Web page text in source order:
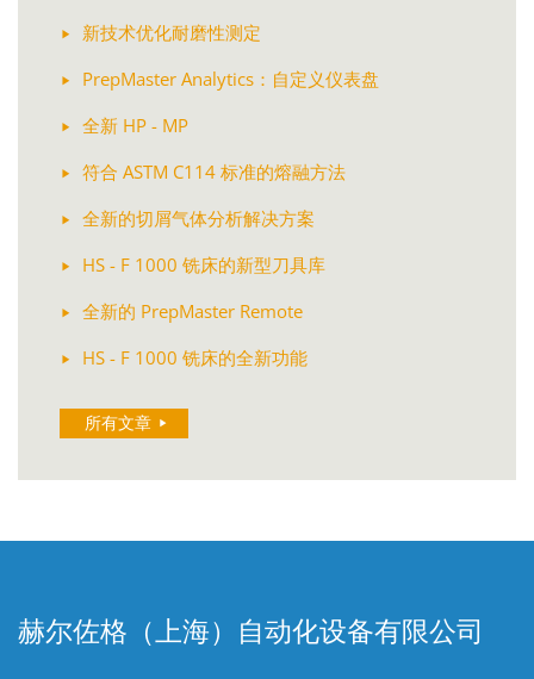
新技术优化耐磨性测定
PrepMaster Analytics：自定义仪表盘
全新 HP - MP
符合 ASTM C114 标准的熔融方法
全新的切屑气体分析解决方案
HS - F 1000 铣床的新型刀具库
全新的 PrepMaster Remote
HS - F 1000 铣床的全新功能
所有文章
赫尔佐格（上海）自动化设备有限公司